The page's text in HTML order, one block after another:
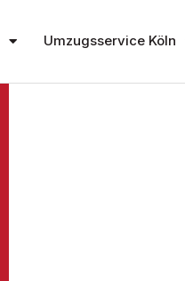
Umzugsservice Köln